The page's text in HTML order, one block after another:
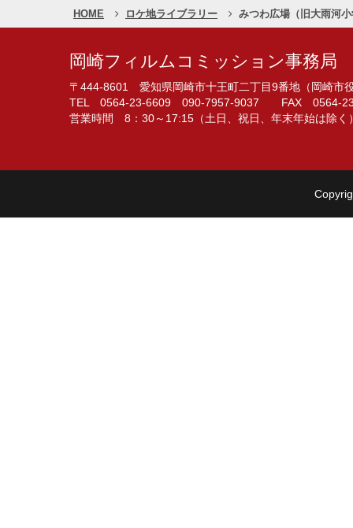
HOME ロケ地ライブラリー みつわ広場（旧大雨河
岡崎フィルムコミッション事務局
〒444-8601 愛知県岡崎市十王町二丁目9番地（岡崎市
TEL 0564-23-6609 090-7957-9037 FAX 0564-
営業時間 8：30～17:15（土日、祝日、年末年始は除く